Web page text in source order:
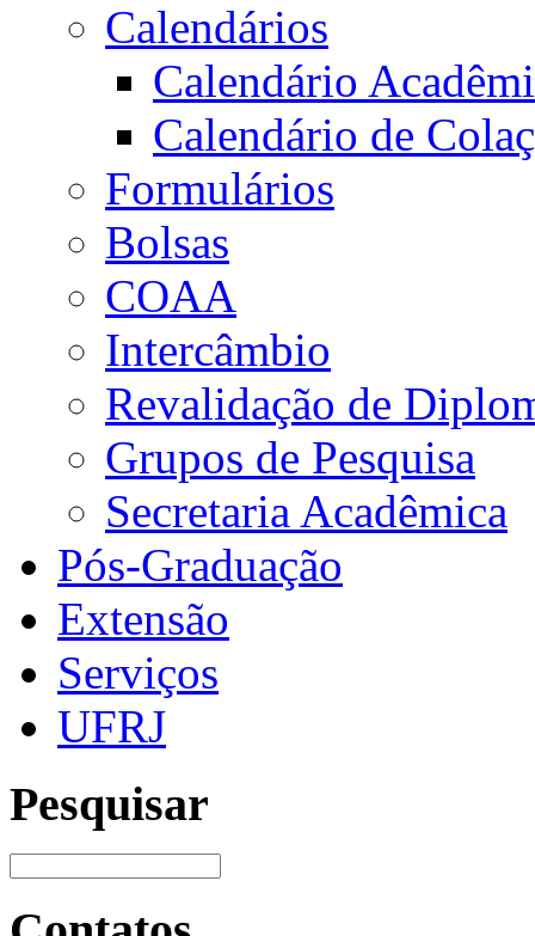
Calendários
Calendário
Calendário de
Formulários
Bolsas
COAA
Intercâmbio
Revalidação de
Grupos de Pesquisa
Secretaria Acadêmica
Pós-Graduação
Extensão
Serviços
UFRJ
Pesquisar